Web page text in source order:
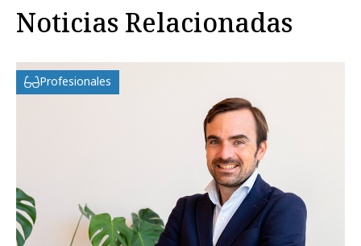
Noticias Relacionadas
Profesionales